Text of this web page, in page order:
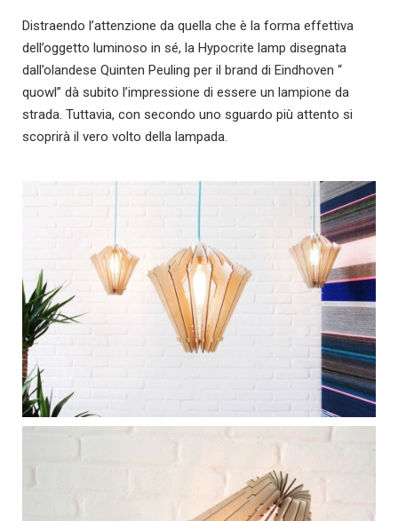
Distraendo l’attenzione da quella che è la forma effettiva
dell’oggetto luminoso in sé, la Hypocrite lamp disegnata
dall’olandese Quinten Peuling per il brand di Eindhoven “
quowl” dà subito l’impressione di essere un lampione da
strada. Tuttavia, con secondo uno sguardo più attento si
scoprirà il vero volto della lampada.